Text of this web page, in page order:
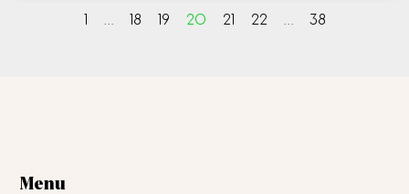
1 … 18 19 20 21 22 … 38
Menu